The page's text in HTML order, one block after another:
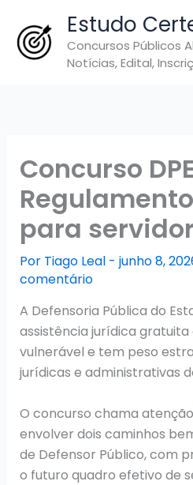
para
Estudo
Concursos Públicos
Notícias, Edital,
Concurso
para
Por Tiago Leal - junho 8,
comentário
A Defensoria Pública do
assistência jurídica
vulnerável e tem peso
jurídicas e administrativas
O concurso chama
envolver dois caminhos
de Defensor Público, com
o futuro quadro efetivo de